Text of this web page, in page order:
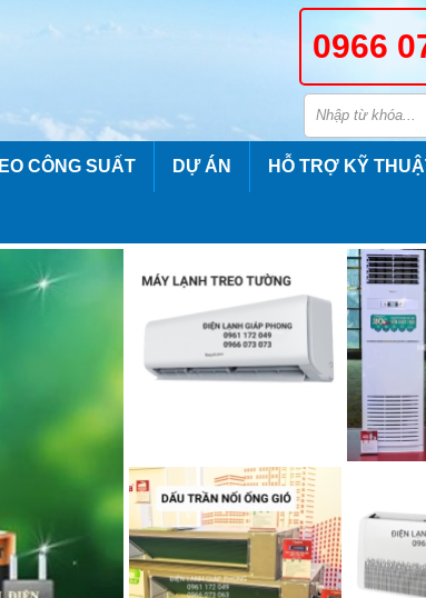
0966
CÔNG SUẤT DỰ ÁN HỖ TRỢ KỸ